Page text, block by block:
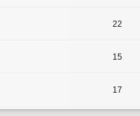
22
15
17